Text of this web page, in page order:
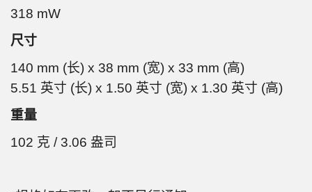
318 mW
尺寸
140 mm (长) x 38 mm (宽) x 33 mm (高)
5.51 英寸 (长) x 1.50 英寸 (宽) x 1.30 英寸 (高)
重量
102 克 / 3.06 盎司